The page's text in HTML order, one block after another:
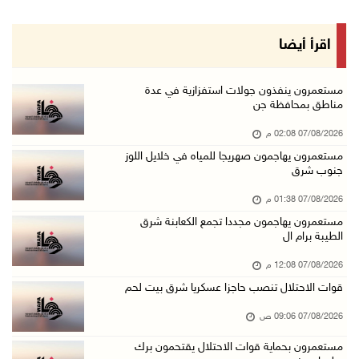
محافظة القدس: انسحاب قوات الاحتلال من مخيم قل ...
الطقس: أجواء صافية صيفية والحرارة حول معدلها ...
تواصل انتهاكات الاحتلال والمستعمرين: اعتقالات ...
قوات الاحتلال تقتحم يعبد جنوب غرب جنين
06/آب/2026 10:49 م
48 إصابة منذ بدء عدوان الاحتلال على مخيم قلند ...
06/آب/2026 10:45 م
الاحتلال يعتقل شابين من المغير
اقرأ أيضا
مستعمرون ينفذون جولات استفزازية في عدة
مناطق بمحافظة جن
07/08/2026 02:08 م
مستعمرون يهاجمون صهريجا للمياه في خلايل اللوز
جنوب شرق
07/08/2026 01:38 م
مستعمرون يهاجمون مجددا تجمع الكعابنة شرق
الطيبة برام ال
07/08/2026 12:08 م
قوات الاحتلال تنصب حاجزا عسكريا شرق بيت لحم
07/08/2026 09:06 ص
مستعمرون بحماية قوات الاحتلال يقتحمون برك